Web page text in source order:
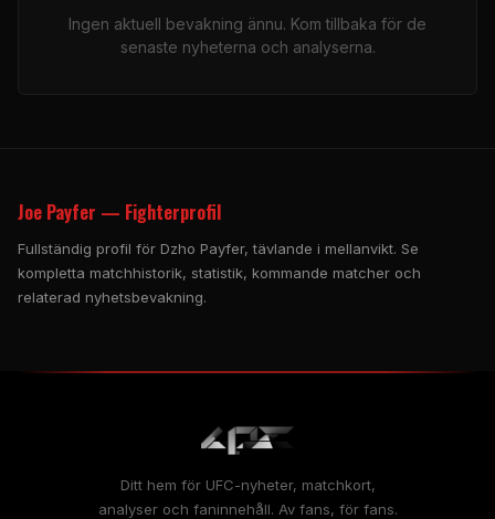
Ingen aktuell bevakning ännu. Kom tillbaka för de
senaste nyheterna och analyserna.
Joe Payfer — Fighterprofil
Fullständig profil för Dzho Payfer, tävlande i mellanvikt. Se
kompletta matchhistorik, statistik, kommande matcher och
relaterad nyhetsbevakning.
Ditt hem för UFC-nyheter, matchkort,
analyser och faninnehåll. Av fans, för fans.